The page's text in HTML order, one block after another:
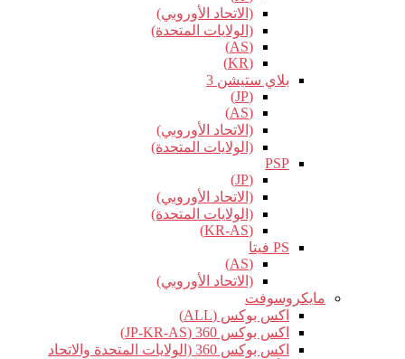
(الاتحاد الأوروبي)
(الولايات المتحدة)
(AS)
(KR)
بلاي ستيشن 3
(JP)
(AS)
(الاتحاد الأوروبي)
(الولايات المتحدة)
PSP
(JP)
(الاتحاد الأوروبي)
(الولايات المتحدة)
(KR-AS)
PS فيتا
(AS)
(الاتحاد الأوروبي)
مايكروسوفت
اكس بوكس (ALL)
اكس بوكس 360 (JP-KR-AS)
اكس بوكس 360 (الولايات المتحدة والاتحاد